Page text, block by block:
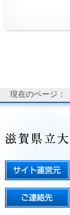
現在のページ：